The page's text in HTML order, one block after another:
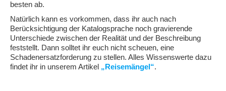
besten ab.
Natürlich kann es vorkommen, dass ihr auch nach
Berücksichtigung der Katalogsprache noch gravierende
Unterschiede zwischen der Realität und der Beschreibung
feststellt. Dann solltet ihr euch nicht scheuen, eine
Schadenersatzforderung zu stellen. Alles Wissenswerte dazu
findet ihr in unserem Artikel „Reisemängel“.